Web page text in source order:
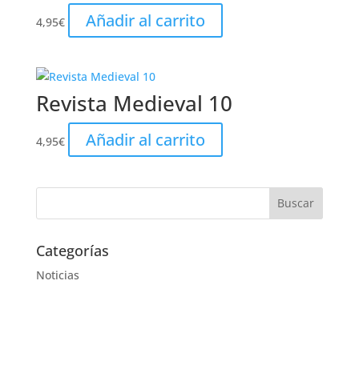
4,95€ Añadir al carrito
Revista Medieval 10
4,95€ Añadir al carrito
Categorías
Noticias